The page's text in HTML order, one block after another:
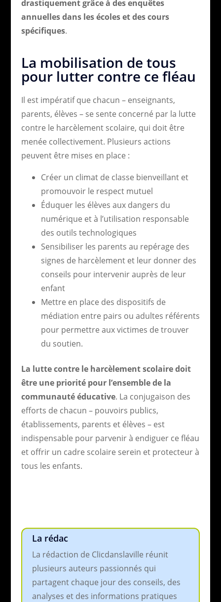
drastiquement grâce à des enquêtes
annuelles dans les écoles et des cours
spécifiques.
La mobilisation de tous
pour lutter contre ce fléau
Il est impératif que chacun – enseignants,
parents, élèves – se sente concerné par la lutte
contre le harcèlement scolaire, qui doit être
menée collectivement. Plusieurs actions
peuvent être mises en place :
Créer un climat de classe bienveillant et
promouvoir le respect mutuel
Éduquer les élèves aux dangers du
numérique et à l’utilisation responsable
des outils technologiques
Sensibiliser les parents au repérage des
signes de harcèlement et leur donner des
conseils pour intervenir auprès de leur
enfant
Mettre en place des dispositifs de
médiation entre pairs ou adultes référents
pour permettre aux victimes de trouver
du soutien.
La lutte contre le harcèlement scolaire doit
être une priorité pour l’ensemble de la
communauté éducative. La conjugaison des
efforts de chacun – pouvoirs publics,
établissements, parents et élèves – est
indispensable pour parvenir à endiguer ce fléau
et offrir un cadre scolaire serein et protecteur à
tous les enfants.
La rédac
La rédaction de Clicdanslaville réunit
plusieurs auteurs passionnés qui
partagent chaque jour des conseils, des
analyses et des informations pratiques